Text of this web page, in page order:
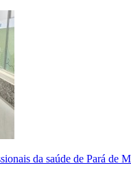
da saúde de Pará de